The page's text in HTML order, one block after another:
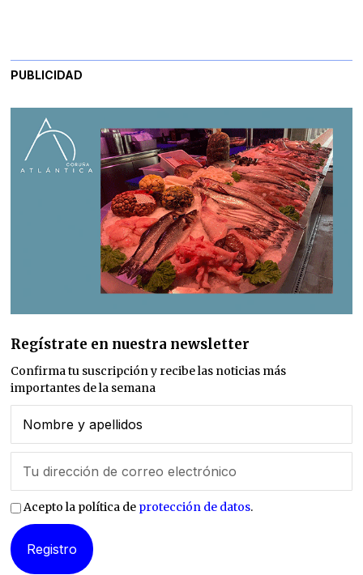
PUBLICIDAD
Regístrate en nuestra newsletter
Confirma tu suscripción y recibe las noticias más
importantes de la semana
Acepto la política de protección de datos.